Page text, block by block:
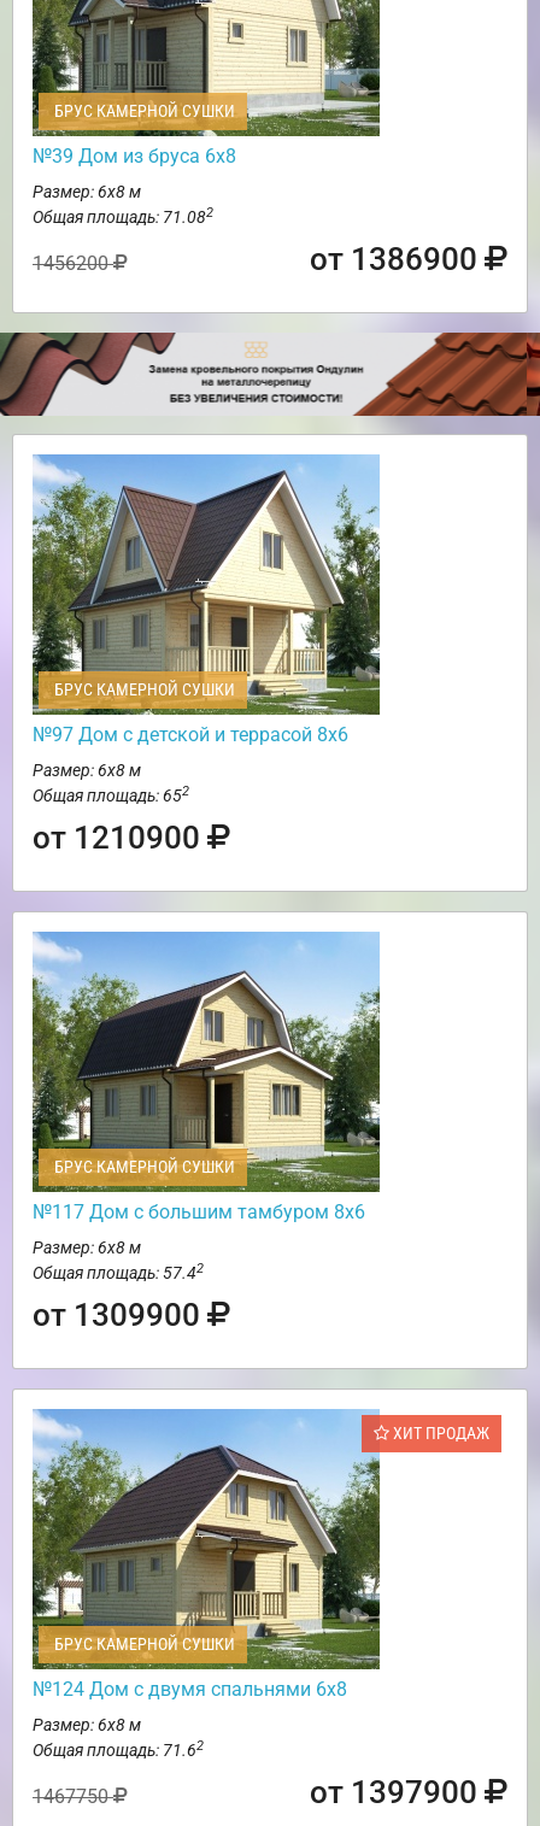
БРУС КАМЕРНОЙ СУШКИ
№39 Дом из бруса 6х8
Размер: 6х8 м
Общая площадь: 71.082
1456200 от 1386900
БРУС КАМЕРНОЙ СУШКИ
№97 Дом с детской и террасой 8х6
Размер: 6х8 м
Общая площадь: 652
от 1210900
БРУС КАМЕРНОЙ СУШКИ
№117 Дом с большим тамбуром 8х6
Размер: 6х8 м
Общая площадь: 57.42
от 1309900
ХИТ ПРОДАЖ
БРУС КАМЕРНОЙ СУШКИ
№124 Дом с двумя спальнями 6х8
Размер: 6х8 м
Общая площадь: 71.62
1467750 от 1397900